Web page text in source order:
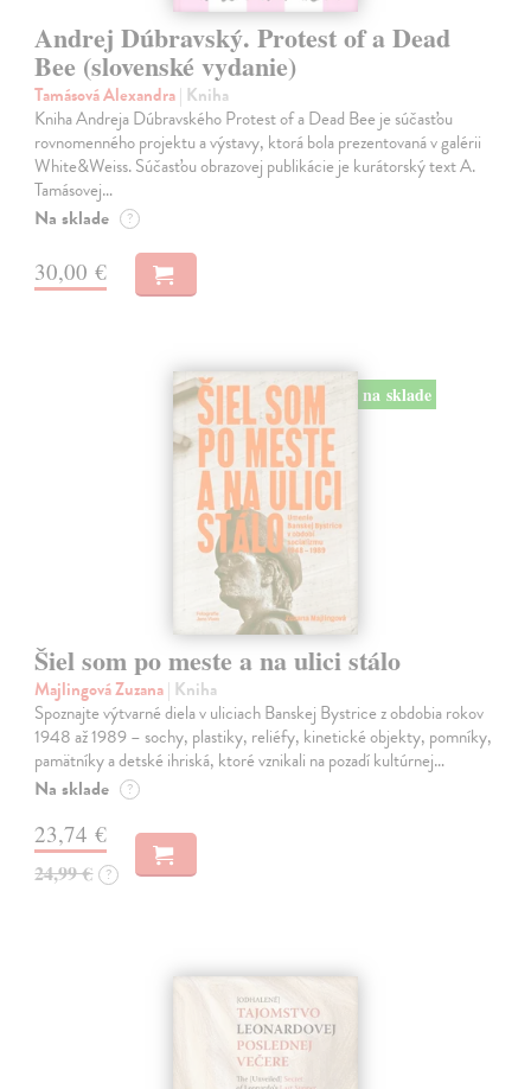
Andrej Dúbravský. Protest of a Dead
Bee (slovenské vydanie)
Tamásová Alexandra| Kniha
Kniha Andreja Dúbravského Protest of a Dead Bee je súčasťou
rovnomenného projektu a výstavy, ktorá bola prezentovaná v galérii
White&Weiss. Súčasťou obrazovej publikácie je kurátorský text A.
Tamásovej…
Na sklade ?
30,00 €
na sklade
Šiel som po meste a na ulici stálo
Majlingová Zuzana| Kniha
Spoznajte výtvarné diela v uliciach Banskej Bystrice z obdobia rokov
1948 až 1989 – sochy, plastiky, reliéfy, kinetické objekty, pomníky,
pamätníky a detské ihriská, ktoré vznikali na pozadí kultúrnej…
Na sklade ?
23,74 €
24,99 € ?